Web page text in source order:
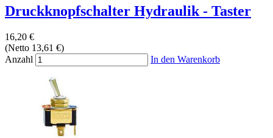
Druckknopfschalter Hydraulik - Taster
16,20 €
(Netto 13,61 €)
Anzahl
In den Warenkorb